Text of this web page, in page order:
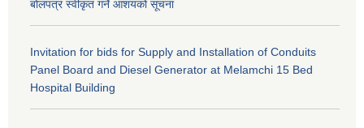
बोलपत्र स्वीकृत गर्ने आशयको सूचना
Invitation for bids for Supply and Installation of Conduits
Panel Board and Diesel Generator at Melamchi 15 Bed
Hospital Building